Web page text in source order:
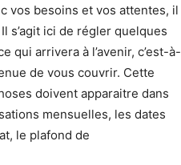
vos besoins et vos attentes, il
s’agit ici de régler quelques
qui arrivera à l’avenir, c’est-à-
de vous couvrir. Cette
doivent apparaitre dans
mensuelles, les dates
le plafond de